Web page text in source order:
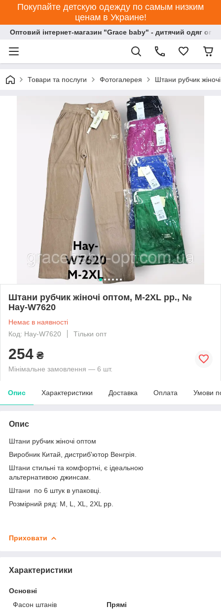
Покупайте детскую одежду по самым низким
ценам в Украине!
Оптовий інтернет-магазин "Grace baby" - дитячий одяг
Товари та послуги Фотогалерея Штани рубчик
Штани рубчик жіночі оптом, M-2XL рр., №
Hay-W7620
Немає в наявності
Код: Hay-W7620
Тільки опт
254 ₴
Мінімальне замовлення — 6 шт.
Опис Характеристики Доставка Оплата Умови
Опис
Штани рубчик жіночі оптом
Виробник Китай, дистриб'ютор Венгрія.
Штани стильні та комфортні, є ідеальною
альтернативою джинсам.
Штани по 6 штук в упаковці.
Розмірний ряд: M, L, XL, 2XL рр.
Приховати
Характеристики
Основні
Фасон штанів
Прямі